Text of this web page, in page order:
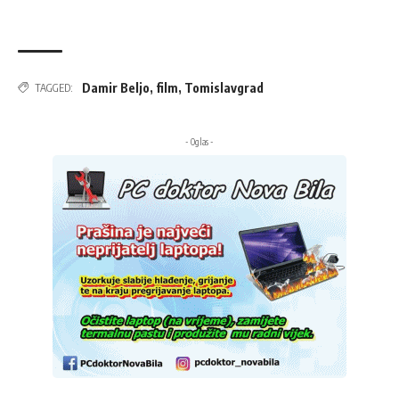
TAGGED: Damir Beljo, film, Tomislavgrad
- Oglas -